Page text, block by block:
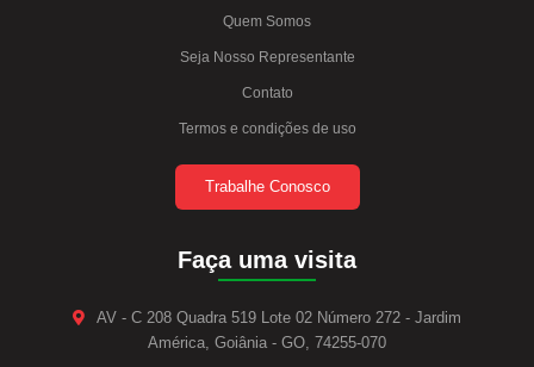
Quem Somos
Seja Nosso Representante
Contato
Termos e condições de uso
Trabalhe Conosco
Faça uma visita
AV - C 208 Quadra 519 Lote 02 Número 272 - Jardim
América, Goiânia - GO, 74255-070